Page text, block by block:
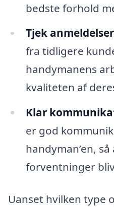
bedste forhold
Tjek
fra tidligere
handymanens
kvaliteten af
Klar
er god
handyman’en,
forventninger
Uanset hvilken type